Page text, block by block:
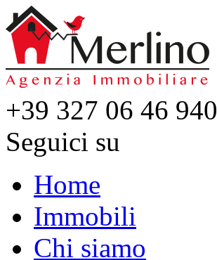
+39 327 06 46 940
Seguici su
Home
Immobili
Chi siamo